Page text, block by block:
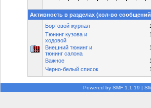
Активность в разделах (кол-во
Бортовой журнал
1
Тюнинг кузова и
ходовой
1
Внешний тюнинг и
тюнинг салона
1
Важное
1
Черно-белый список
1
Powered by SMF 1.1.19 |